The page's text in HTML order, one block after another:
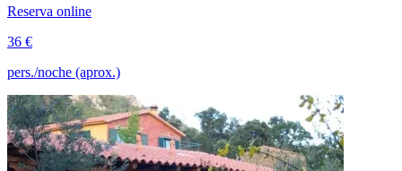
Reserva online
36 €
pers./noche (aprox.)